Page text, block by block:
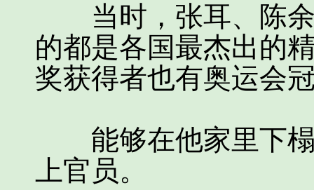
当时，张耳、陈余
的都是各国最杰出的
奖获得者也有奥运会
能够在他家里下榻
上官员。